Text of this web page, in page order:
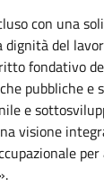
con una
del
fondativo
pubbliche e
e
visione